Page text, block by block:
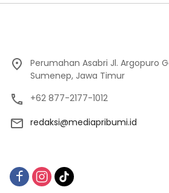
Perumahan Asabri Jl. Argopuro
Sumenep, Jawa Timur
+62 877-2177-1012
redaksi@mediapribumi.id